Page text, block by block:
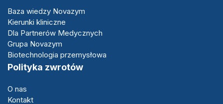
Baza wiedzy Novazym
Kierunki kliniczne
Dla Partnerów Medycznych
Grupa Novazym
Biotechnologia przemysłowa
Polityka zwrotów
O nas
Kontakt